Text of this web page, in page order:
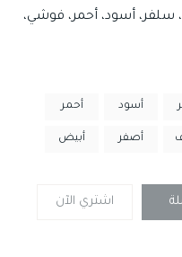
سلفر، أسود، أحمر، فوشي،
أسود أحمر
أصفر أبيض
اشتري الآن